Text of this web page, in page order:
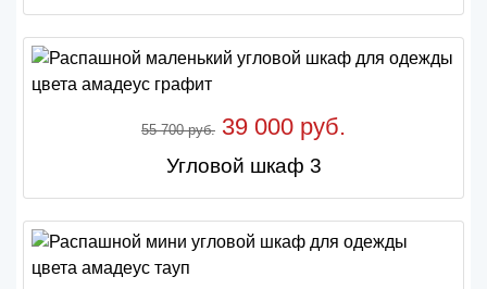
55 700 руб. 39 000 руб.
Угловой шкаф 3